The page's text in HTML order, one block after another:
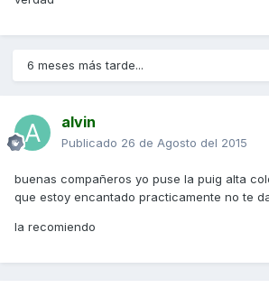
6 meses más tarde...
alvin
Publicado 26 de Agosto del 2015
buenas compañeros yo puse la puig alta
que estoy encantado practicamente no te
la recomiendo